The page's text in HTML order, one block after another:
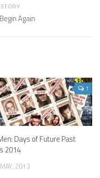
Again
1
Days of Future Past
2014
2013